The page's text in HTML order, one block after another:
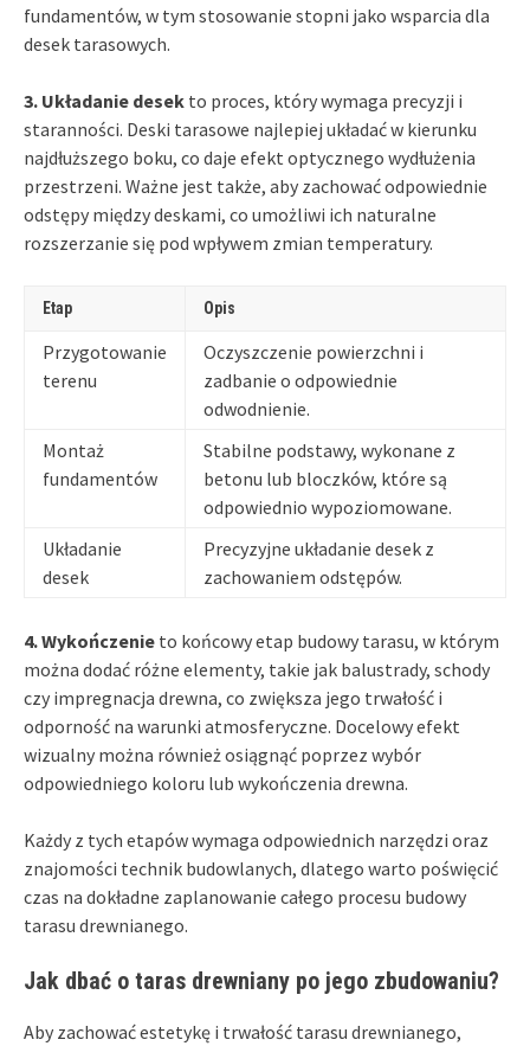
fundamentów, w tym stosowanie stopni jako wsparcia dla
desek tarasowych.
3. Układanie desek to proces, który wymaga precyzji i
staranności. Deski tarasowe najlepiej układać w kierunku
najdłuższego boku, co daje efekt optycznego wydłużenia
przestrzeni. Ważne jest także, aby zachować odpowiednie
odstępy między deskami, co umożliwi ich naturalne
rozszerzanie się pod wpływem zmian temperatury.
Etap Opis
Przygotowanie
terenu
Oczyszczenie powierzchni i
zadbanie o odpowiednie
odwodnienie.
Montaż
fundamentów
Stabilne podstawy, wykonane z
betonu lub bloczków, które są
odpowiednio wypoziomowane.
Układanie
desek
Precyzyjne układanie desek z
zachowaniem odstępów.
4. Wykończenie to końcowy etap budowy tarasu, w którym
można dodać różne elementy, takie jak balustrady, schody
czy impregnacja drewna, co zwiększa jego trwałość i
odporność na warunki atmosferyczne. Docelowy efekt
wizualny można również osiągnąć poprzez wybór
odpowiedniego koloru lub wykończenia drewna.
Każdy z tych etapów wymaga odpowiednich narzędzi oraz
znajomości technik budowlanych, dlatego warto poświęcić
czas na dokładne zaplanowanie całego procesu budowy
tarasu drewnianego.
Jak dbać o taras drewniany po jego zbudowaniu?
Aby zachować estetykę i trwałość tarasu drewnianego,